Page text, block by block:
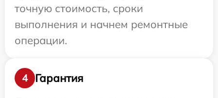
точную стоимость, сроки
выполнения и начнем ремонтные
операции.
4
Гарантия